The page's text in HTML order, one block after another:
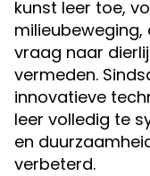
kunst leer toe,
vraag naar
vermeden.
innovatieve
leer volledig te
en
verbeterd.